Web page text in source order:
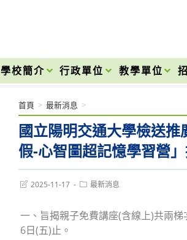
學校簡介 行政單位 教學單位
國立陽明交通大學檢送
假-心智圖超記憶學習營
首頁 > 最新消息 >
Post2025-11-17
Post最新消息
一、旨揭親子免費講座(含線上)共兩
6日(五)止。